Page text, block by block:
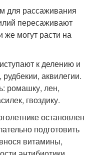
для рассаживания
пересаживают
же могут расти на
к делению и
аквилегии.
ромашку, лен,
гвоздику.
остановлен
подготовить
витамины,